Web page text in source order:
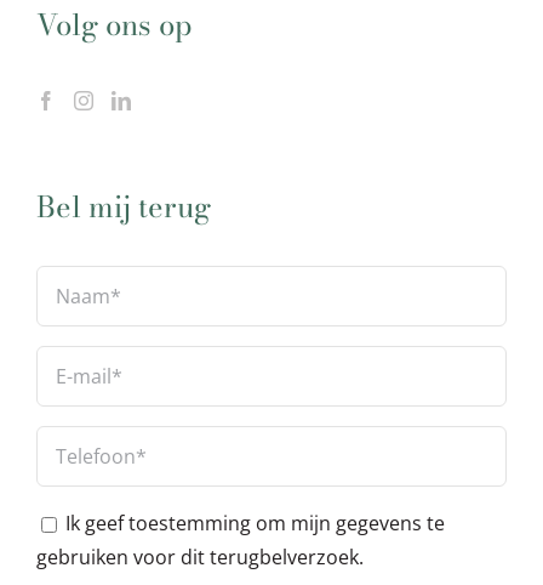
Volg ons op
Bel mij terug
Ik geef toestemming om mijn gegevens te
gebruiken voor dit terugbelverzoek.